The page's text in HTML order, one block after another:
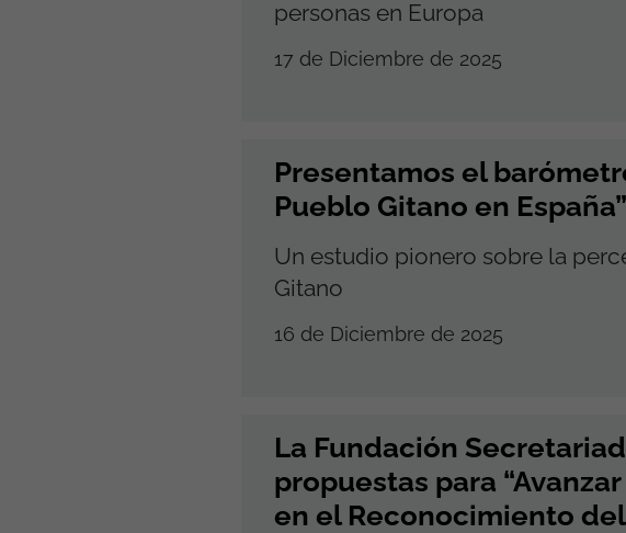
personas en Europa
17 de Diciembre de 2025
Presentamos el
Pueblo Gitano en España”
Un estudio pionero sobre la
Gitano
16 de Diciembre de 2025
La Fundación
propuestas para
en el Reconocimiento